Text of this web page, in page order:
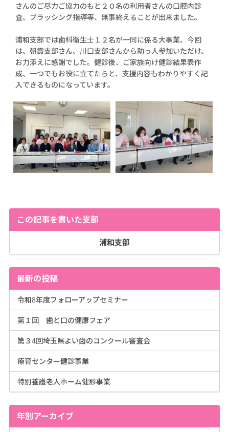
さんのご尽力ご協力のもと２０名の利用者さんの口腔内診
査、ブラッシング指導等、無事終えることが出来ました。
浦和支部では歯科衛生士１２名が一同に係る大事業、今回
は、朝霞支部さん、川口支部さんから助っ人参加いただけ、
お力添えに感謝でした。健診後、ご家族向け健診結果表作
成、一つでもお役に立てたらと、支援内容もわかりやすく記
入できるものになっています。
この記事を書いた支部
浦和支部
最新の投稿
令和8年度フォローアップセミナー
第１回 歯と口の健康フェア
第３4回埼玉県よい歯のコンクール審査会
療育センター健診事業
特別養護老人ホーム健診事業
年別アーカイブ